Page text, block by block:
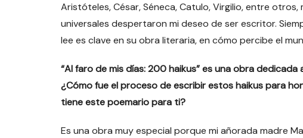
Aristóteles, César, Séneca, Catulo, Virgilio, entre
universales despertaron mi deseo de ser escritor.
lee es clave en su obra literaria, en cómo percibe el
“Al faro de mis días: 200 haikus” es una obra
¿Cómo fue el proceso de escribir estos haikus para
tiene este poemario para ti?
Es una obra muy especial porque mi añorada madre